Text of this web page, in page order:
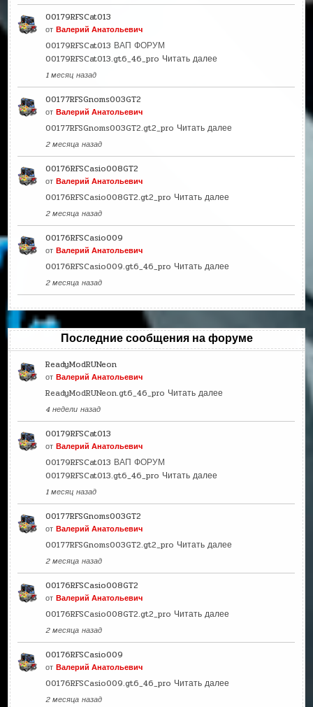
00179RFSCat013
отВалерий Анатольевич
00179RFSCat013 ВАП ФОРУМ
00179RFSCat013.gt6_46_pro Читать далее
1 месяц назад
00177RFSGnoms003GT2
отВалерий Анатольевич
00177RFSGnoms003GT2.gt2_pro Читать далее
2 месяца назад
00176RFSCasio008GT2
отВалерий Анатольевич
00176RFSCasio008GT2.gt2_pro Читать далее
2 месяца назад
00176RFSCasio009
отВалерий Анатольевич
00176RFSCasio009.gt6_46_pro Читать далее
2 месяца назад
Последние сообщения на форуме
ReadyModRUNeon
отВалерий Анатольевич
ReadyModRUNeon.gt6_46_pro Читать далее
4 недели назад
00179RFSCat013
отВалерий Анатольевич
00179RFSCat013 ВАП ФОРУМ
00179RFSCat013.gt6_46_pro Читать далее
1 месяц назад
00177RFSGnoms003GT2
отВалерий Анатольевич
00177RFSGnoms003GT2.gt2_pro Читать далее
2 месяца назад
00176RFSCasio008GT2
отВалерий Анатольевич
00176RFSCasio008GT2.gt2_pro Читать далее
2 месяца назад
00176RFSCasio009
отВалерий Анатольевич
00176RFSCasio009.gt6_46_pro Читать далее
2 месяца назад